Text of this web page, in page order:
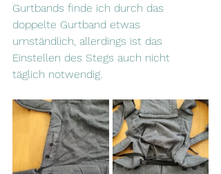
Gurtbands finde ich durch das
doppelte Gurtband etwas
umständlich, allerdings ist das
Einstellen des Stegs auch nicht
täglich notwendig.